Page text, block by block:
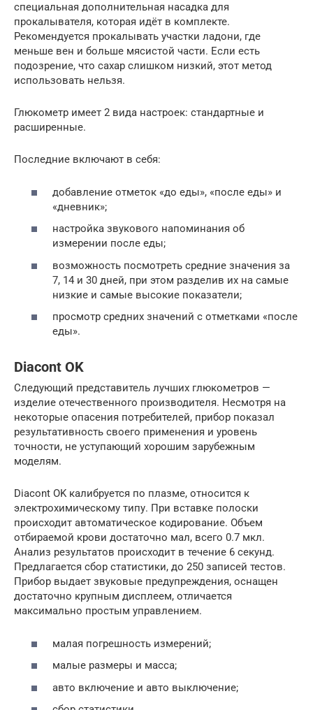
специальная дополнительная насадка для
прокалывателя, которая идёт в комплекте.
Рекомендуется прокалывать участки ладони, где
меньше вен и больше мясистой части. Если есть
подозрение, что сахар слишком низкий, этот метод
использовать нельзя.
Глюкометр имеет 2 вида настроек: стандартные и
расширенные.
Последние включают в себя:
добавление отметок «до еды», «после еды» и
«дневник»;
настройка звукового напоминания об
измерении после еды;
возможность посмотреть средние значения за
7, 14 и 30 дней, при этом разделив их на самые
низкие и самые высокие показатели;
просмотр средних значений с отметками «после
еды».
Diacont OK
Следующий представитель лучших глюкометров —
изделие отечественного производителя. Несмотря на
некоторые опасения потребителей, прибор показал
результативность своего применения и уровень
точности, не уступающий хорошим зарубежным
моделям.
Diacont OK калибруется по плазме, относится к
электрохимическому типу. При вставке полоски
происходит автоматическое кодирование. Объем
отбираемой крови достаточно мал, всего 0.7 мкл.
Анализ результатов происходит в течение 6 секунд.
Предлагается сбор статистики, до 250 записей тестов.
Прибор выдает звуковые предупреждения, оснащен
достаточно крупным дисплеем, отличается
максимально простым управлением.
малая погрешность измерений;
малые размеры и масса;
авто включение и авто выключение;